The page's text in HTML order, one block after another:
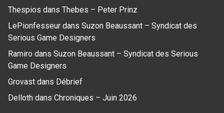
Thespios dans Thebes – Peter Prinz
LePionfesseur dans Suzon Beaussant – Syndicat des
Serious Game Designers
Ramiro dans Suzon Beaussant – Syndicat des Serious
Game Designers
Grovast dans Débrief
Delloth dans Chroniques – Juin 2026